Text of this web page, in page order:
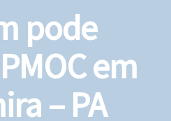
pode
em
– PA